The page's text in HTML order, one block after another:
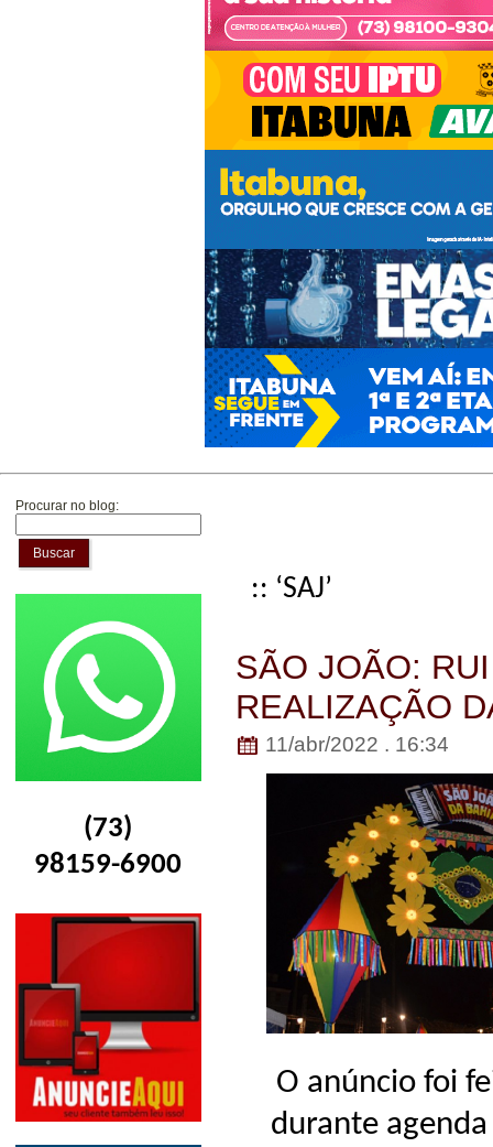
Procurar no blog:
Buscar
(73)
98159-6900
:: ‘SAJ’
SÃO JOÃO:
REALIZAÇÃO
11/abr/2022 . 16:34
O anúncio foi
durante